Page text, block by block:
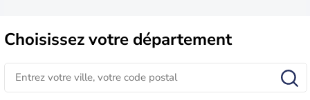
Choisissezvotre département